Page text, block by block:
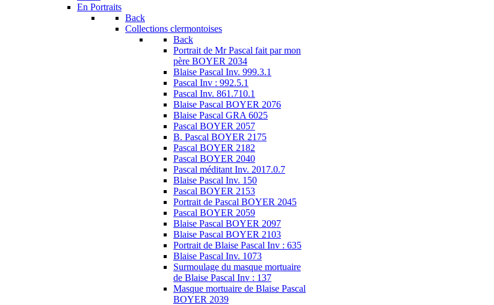
En Portraits
Back
Collections clermontoises
Back
Portrait de Mr Pascal fait par mon
père BOYER 2034
Blaise Pascal Inv. 999.3.1
Pascal Inv : 992.5.1
Pascal Inv. 861.710.1
Blaise Pascal BOYER 2076
Blaise Pascal GRA 6025
Pascal BOYER 2057
B. Pascal BOYER 2175
Pascal BOYER 2182
Pascal BOYER 2040
Pascal méditant Inv. 2017.0.7
Blaise Pascal Inv. 150
Pascal BOYER 2153
Portrait de Pascal BOYER 2045
Pascal BOYER 2059
Blaise Pascal BOYER 2097
Blaise Pascal BOYER 2103
Portrait de Blaise Pascal Inv : 635
Blaise Pascal Inv. 1073
Surmoulage du masque mortuaire
de Blaise Pascal Inv : 137
Masque mortuaire de Blaise Pascal
BOYER 2039